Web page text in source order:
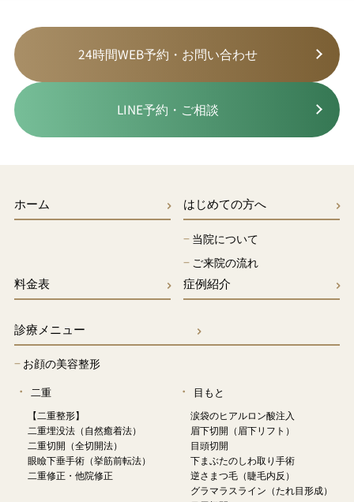
24時間WEB予約・お問い合わせ
LINE予約・ご相談
ホーム はじめての方へ
−当院について
−ご来院の流れ
料金表
症例紹介
診療メニュー
−お顔の美容整形
二重
【二重整形】
二重埋没法（自然癒着法）
二重切開（全切開法）
眼瞼下垂手術（挙筋前転法）
二重修正・他院修正
目もと
涙袋のヒアルロン酸注入
眉下切開（眉下リフト）
目頭切開
下まぶたのしわ取り手術
逆さまつ毛（睫毛内反）
グラマラスライン（たれ目形成）